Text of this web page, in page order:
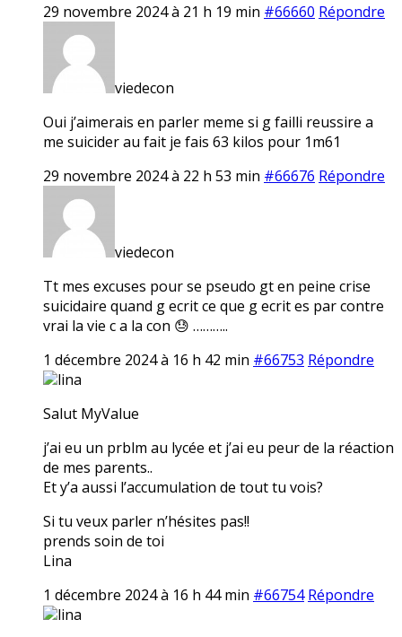
29 novembre 2024 à 21 h 19 min #66660 Répondre
viedecon
Oui j’aimerais en parler meme si g failli reussire a
me suicider au fait je fais 63 kilos pour 1m61
29 novembre 2024 à 22 h 53 min #66676 Répondre
viedecon
Tt mes excuses pour se pseudo gt en peine crise
suicidaire quand g ecrit ce que g ecrit es par contre
vrai la vie c a la con 😓 ………..
1 décembre 2024 à 16 h 42 min #66753 Répondre
lina
Salut MyValue
j’ai eu un prblm au lycée et j’ai eu peur de la réaction
de mes parents..
Et y’a aussi l’accumulation de tout tu vois?
Si tu veux parler n’hésites pas!!
prends soin de toi
Lina
1 décembre 2024 à 16 h 44 min #66754 Répondre
lina